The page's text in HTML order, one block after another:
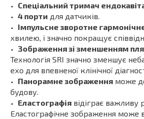
Спеціальний тримач
4 порти для датчиків.
Імпульсне зворотне
хвилею, і значно покращує
Зображення зі зменшенням
Технологія SRI значно зменшує
ехо для впевненої клінічної
Панорамне зображення може
будову.
Еластографія відіграє важливу
Еластографічне зображення може